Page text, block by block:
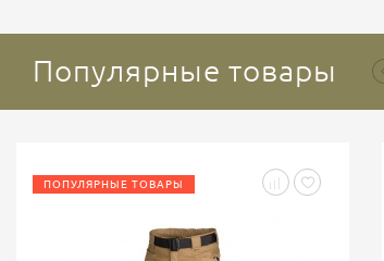
Популярные товары
ПОПУЛЯРНЫЕ ТОВАРЫ